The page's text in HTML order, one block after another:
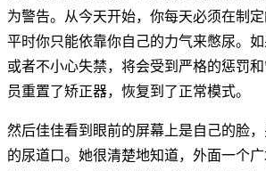
为警告。从今天开始，你每天必须在制定
平时你只能依靠你自己的力气来憋尿。如
或者不小心失禁，将会受到严格的惩罚
员重置了矫正器，恢复到了正常模式。
然后佳佳看到眼前的屏幕上是自己的脸
的尿道口。她很清楚地知道，外面一个